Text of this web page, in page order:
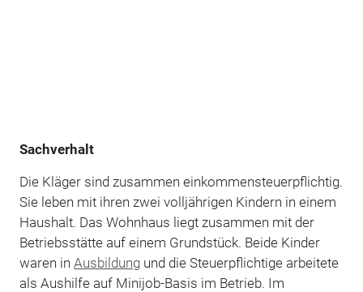
Sachverhalt
Die Kläger sind zusammen einkommensteuerpflichtig.
Sie leben mit ihren zwei volljährigen Kindern in einem
Haushalt. Das Wohnhaus liegt zusammen mit der
Betriebsstätte auf einem Grundstück. Beide Kinder
waren in Ausbildungund die Steuerpflichtige arbeitete
als Aushilfe auf Minijob-Basis im Betrieb. Im